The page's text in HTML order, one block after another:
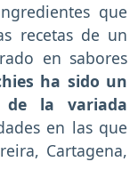
que
recetas de un
en sabores
ha sido un
de la variada
en las que
Cartagena,